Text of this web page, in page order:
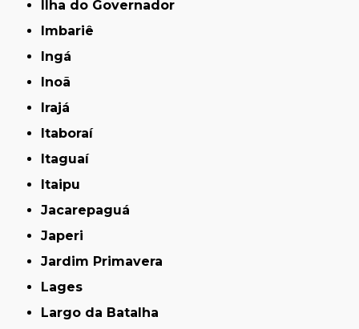
Ilha do Governador
Imbariê
Ingá
Inoã
Irajá
Itaboraí
Itaguaí
Itaipu
Jacarepaguá
Japeri
Jardim Primavera
Lages
Largo da Batalha